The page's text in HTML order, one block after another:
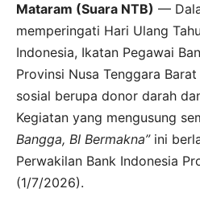
Mataram (Suara NTB) —
memperingati Hari Ulang
Indonesia, Ikatan Pegawai
Provinsi Nusa Tenggara
sosial berupa donor darah
Kegiatan yang mengusung
Bangga, BI Bermakna”ini
Perwakilan Bank Indonesia
(1/7/2026).